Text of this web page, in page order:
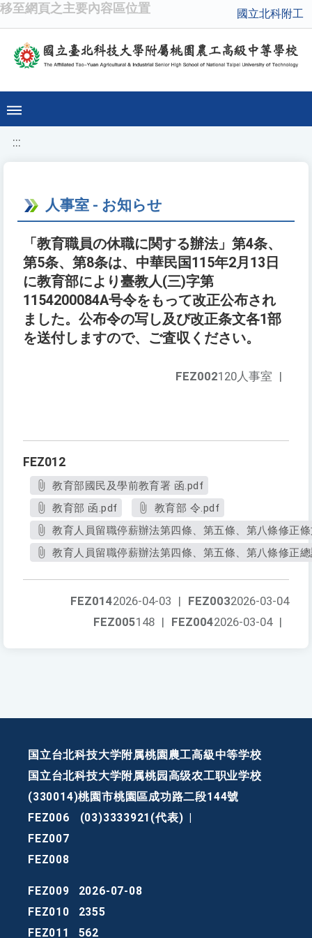
移至網頁之主要內容區位置 國立北科附工
:::
人事室 - お知らせ
「教育職員の休職に関する辦法」第4条、
第5条、第8条は、中華民国115年2月13日
に教育部により臺教人(三)字第
1154200084A号令をもって改正公布され
ました。公布令の写し及び改正条文各1部
を送付しますので、ご査収ください。
FEZ002120人事室 |
FEZ012
教育部國民及學前教育署 函.pdf
教育部 函.pdf
教育部 令.pdf
教育人員留職停薪辦法第四條、第五條、第八條修正
教育人員留職停薪辦法第四條、第五條、第八條修正
FEZ0032026-03-04
FEZ0142026-04-03 |
FEZ0042026-03-04 |
FEZ005148 |
国立台北科技大学附属桃園農工高級中等学校
国立台北科技大学附属桃园高级农工职业学校
(330014)桃園市桃園區成功路二段144號
FEZ006
(03)3333921(代表)
FEZ007
FEZ008
FEZ009
2026-07-08
FEZ010
2355
FEZ011
562